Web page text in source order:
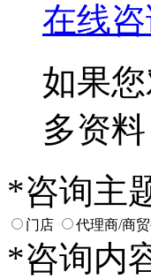
在线
如果
多资
*咨询主
门店 代理商/商贸
*咨询内